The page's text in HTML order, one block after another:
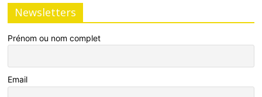
Newsletters
Prénom ou nom complet
Email